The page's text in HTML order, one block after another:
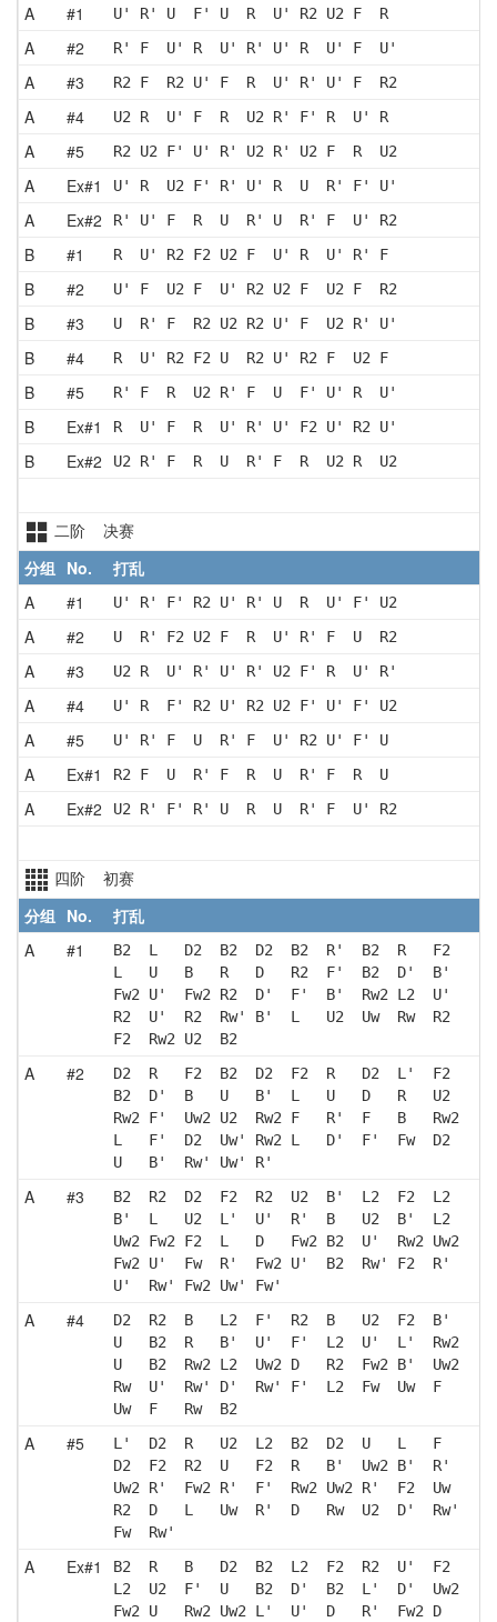
A
#1 U' R' U  F' U  R  U' R2 U2 F  R
A #2 R' F  U' R  U' R' U' R  U' F  U'
A #3 R2 F  R2 U' F  R  U' R' U' F  R2
A #4 U2 R  U' F  R  U2 R' F' R  U' R
A #5 R2 U2 F' U' R' U2 R' U2 F  R  U2
A Ex#1 U' R  U2 F' R' U' R  U  R' F' U'
A Ex#2 R' U' F  R  U  R' U  R' F  U' R2
B #1 R  U' R2 F2 U2 F  U' R  U' R' F
B #2 U' F  U2 F  U' R2 U2 F  U2 F  R2
B #3 U  R' F  R2 U2 R2 U' F  U2 R' U'
B #4 R  U' R2 F2 U  R2 U' R2 F  U2 F
B #5 R' F  R  U2 R' F  U  F' U' R  U'
B Ex#1 R  U' F  R  U' R' U' F2 U' R2 U'
B Ex#2 U2 R' F  R  U  R' F  R  U2 R  U2
二阶 决赛
分组 No.
打乱
A
#1 U' R' F' R2 U' R' U  R  U' F' U2
A #2 U  R' F2 U2 F  R  U' R' F  U  R2
A #3 U2 R  U' R' U' R' U2 F' R  U' R'
A #4 U' R  F' R2 U' R2 U2 F' U' F' U2
A #5 U' R' F  U  R' F  U' R2 U' F' U
A Ex#1 R2 F  U  R' F  R  U  R' F  R  U
A Ex#2 U2 R' F' R' U  R  U  R' F  U' R2
四阶 初赛
分组 No.
打乱
A
#1
B2  L   D2  B2  D2  B2  R'  B2  R   F2
L   U   B   R   D   R2  F'  B2  D'  B'
Fw2 U'  Fw2 R2  D'  F'  B'  Rw2 L2  U'
R2  U'  R2  Rw' B'  L   U2  Uw  Rw  R2
F2  Rw2 U2  B2
A #2
D2  R   F2  B2  D2  F2  R   D2  L'  F2
B2  D'  B   U   B'  L   U   D   R   U2
Rw2 F'  Uw2 U2  Rw2 F   R'  F   B   Rw2
L   F'  D2  Uw' Rw2 L   D'  F'  Fw  D2
U   B'  Rw' Uw' R'
A #3
B2  R2  D2  F2  R2  U2  B'  L2  F2  L2
B'  L   U2  L'  U'  R'  B   U2  B'  L2
Uw2 Fw2 F2  L   D   Fw2 B2  U'  Rw2 Uw2
Fw2 U'  Fw  R'  Fw2 U'  B2  Rw' F2  R'
U'  Rw' Fw2 Uw' Fw'
A #4
D2  R2  B   L2  F'  R2  B   U2  F2  B'
U   B2  R   B'  U'  F'  L2  U'  L'  Rw2
U   B2  Rw2 L2  Uw2 D   R2  Fw2 B'  Uw2
Rw  U'  Rw' D'  Rw' F'  L2  Fw  Uw  F
Uw  F   Rw  B2
A #5
L'  D2  R   U2  L2  B2  D2  U   L   F
D2  F2  R2  U   F2  R   B'  Uw2 B'  R'
Uw2 R'  Fw2 R'  F'  Rw2 Uw2 R'  F2  Uw
R2  D   L   Uw  R'  D   Rw  U2  D'  Rw'
Fw  Rw'
A Ex#1
B2  R   B   D2  B2  L2  F2  R2  U'  F2
L2  U2  F'  U   B2  D'  B2  L'  D'  Uw2
Fw2 U   Rw2 Uw2 L'  U'  D   R'  Fw2 D